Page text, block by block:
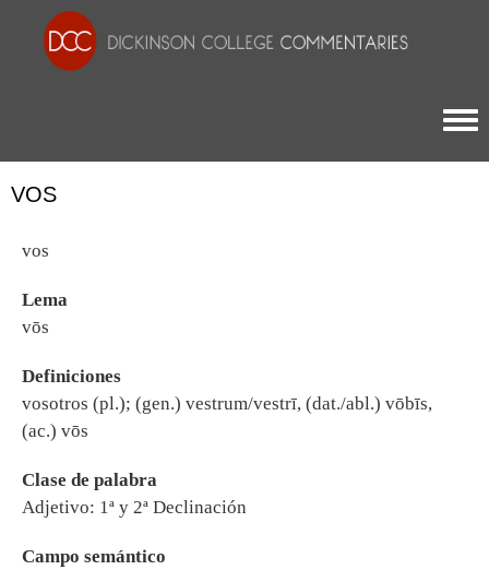
VOS
vos
Lema
vōs
Definiciones
vosotros (pl.); (gen.) vestrum/vestrī, (dat./abl.) vōbīs,
(ac.) vōs
Clase de palabra
Adjetivo: 1ª y 2ª Declinación
Campo semántico